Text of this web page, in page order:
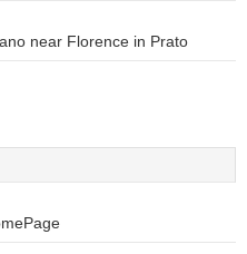
near Florence in Prato